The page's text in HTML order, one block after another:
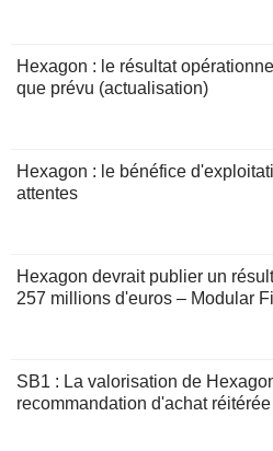
Hexagon : le résultat
que prévu (actualisation)
Hexagon : le bénéfice
attentes
Hexagon devrait publier un
257 millions d'euros – Modular
SB1 : La valorisation de
recommandation d'achat réitérée